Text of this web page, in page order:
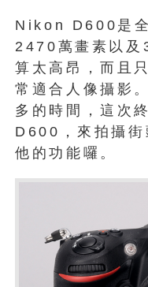
Nikon D600是
2470萬畫素以及
算太高昂，而且
常適合人像攝影
多的時間，這次
D600，來拍攝街
他的功能囉。